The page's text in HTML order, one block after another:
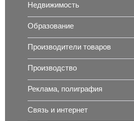
Недвижимость
Образование
Производители товаров
Производство
Реклама, полиграфия
Связь и интернет